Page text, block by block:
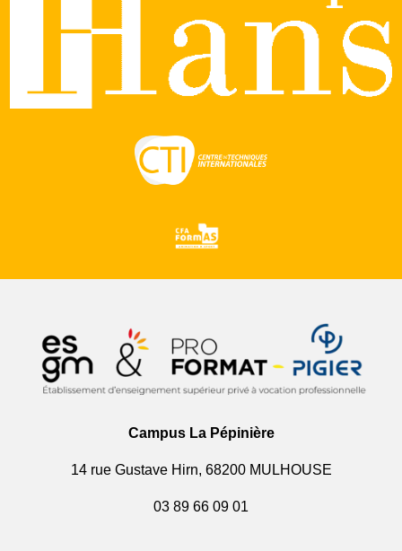
Campus La Pépinière
14 rue Gustave Hirn, 68200 MULHOUSE
03 89 66 09 01